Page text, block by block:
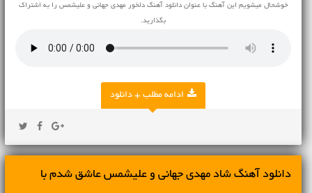
خوشحال میشویم این آهنگ با عنوان دانلود آهنگ دلخور مهدی جهانی و علیشمس را به اشتراک
بگذارید.
ادامه مطلب + دانلود
دانلود آهنگ شاد مهدی جهانی و علیشمس عاشق شدم با